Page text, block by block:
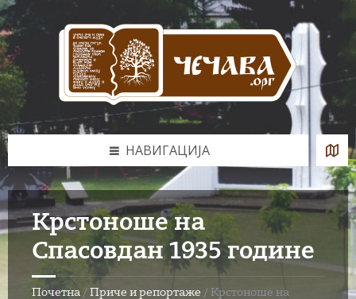
Skip
to
content
Skip
to
left
sidebar
Skip
to
footer
НАВИГАЦИЈА
Крстоноше на
Спасовдан 1935 године
Почетна / Приче и репортаже / Крстоноше на